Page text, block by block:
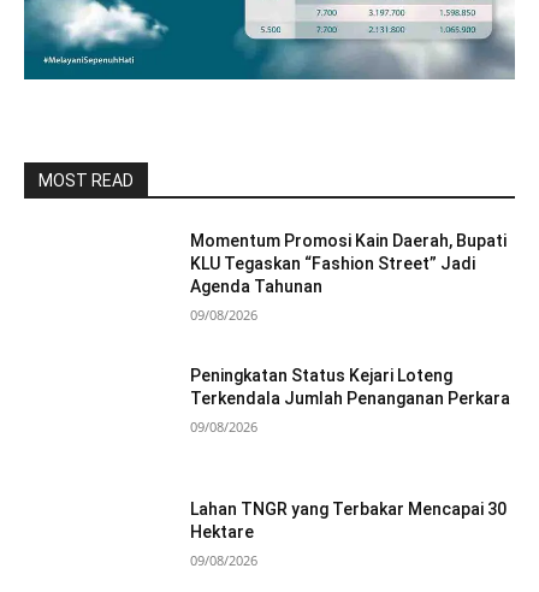
MOST READ
Momentum Promosi Kain Daerah, Bupati
KLU Tegaskan “Fashion Street” Jadi
Agenda Tahunan
09/08/2026
Peningkatan Status Kejari Loteng
Terkendala Jumlah Penanganan Perkara
09/08/2026
Lahan TNGR yang Terbakar Mencapai 30
Hektare
09/08/2026